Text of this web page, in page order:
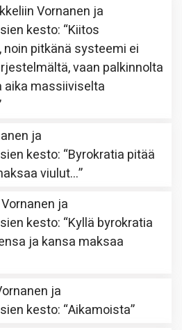
Vornanen ja
kesto: “Kiitos
pitkänä systeemi ei
vaan palkinnolta
massiiviselta
ja
kesto: “Byrokratia pitää
viulut…”
Vornanen ja
kesto: “Kyllä byrokratia
ja kansa maksaa
ja
kesto: “Aikamoista”